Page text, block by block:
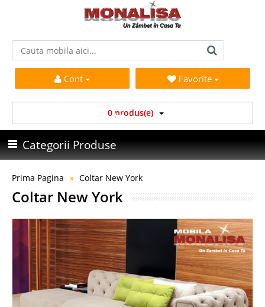
Cont Favorite
0 produs(e)
Categorii Produse
Prima Pagina Coltar New York
Coltar New York